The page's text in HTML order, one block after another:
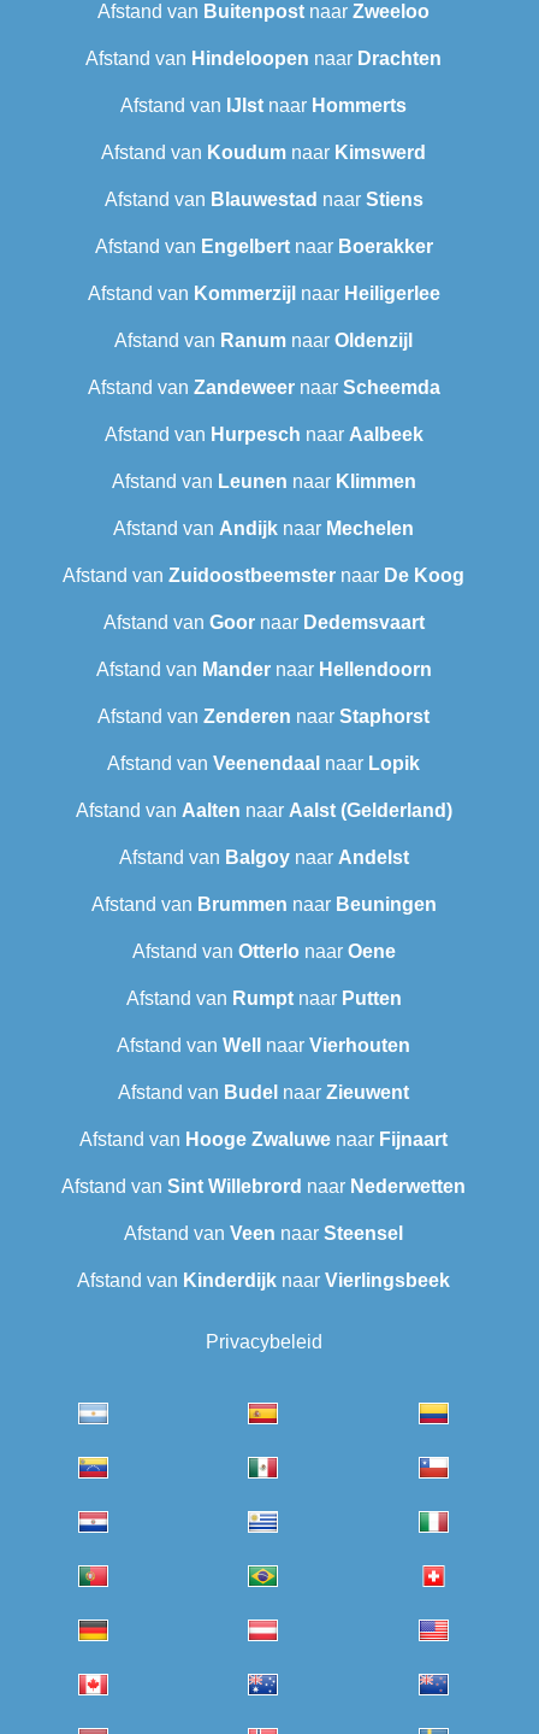
Afstand van Buitenpost naar Zweeloo
Afstand van Hindeloopen naar Drachten
Afstand van IJlst naar Hommerts
Afstand van Koudum naar Kimswerd
Afstand van Blauwestad naar Stiens
Afstand van Engelbertnaar Boerakker
Afstand van Kommerzijl naar Heiligerlee
Afstand van Ranum naar Oldenzijl
Afstand van Zandeweernaar Scheemda
Afstand van Hurpesch naar Aalbeek
Afstand van Leunen naar Klimmen
Afstand van Andijk naar Mechelen
Afstand van Zuidoostbeemster naar De Koog
Afstand van Goornaar Dedemsvaart
Afstand van Mandernaar Hellendoorn
Afstand van Zenderen naar Staphorst
Afstand van Veenendaal naar Lopik
Afstand van Aalten naar Aalst (Gelderland)
Afstand van Balgoynaar Andelst
Afstand van Brummen naar Beuningen
Afstand van Otterlo naar Oene
Afstand van Rumptnaar Putten
Afstand van Well naar Vierhouten
Afstand van Budel naar Zieuwent
Afstand van Hooge Zwaluwe naar Fijnaart
Afstand van Sint Willebrord naar Nederwetten
Afstand van Veen naar Steensel
Afstand van Kinderdijk naar Vierlingsbeek
Privacybeleid